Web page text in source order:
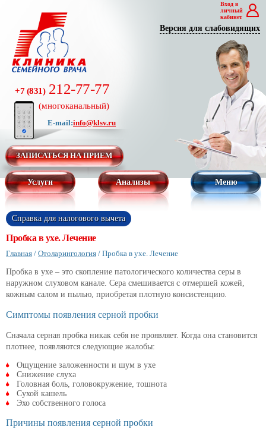
ЗАПИСАТЬСЯ НА ПРИЕМ
E-mail:info@klsv.ru
+7 (831)212-77-77
(многоканальный)
Версия для слабовидящих
Вход в
личный
кабинет
Услуги Анализы Меню
Справка для налогового вычета
Пробка в ухе. Лечение
Главная / Отоларингология / Пробка в ухе. Лечение
Пробка в ухе – это скопление патологического количества серы в
наружном слуховом канале. Сера смешивается с отмершей кожей,
кожным салом и пылью, приобретая плотную консистенцию.
Симптомы появления серной пробки
Сначала серная пробка никак себя не проявляет. Когда она становится
плотнее, появляются следующие жалобы:
Ощущение заложенности и шум в ухе
Снижение слуха
Головная боль, головокружение, тошнота
Сухой кашель
Эхо собственного голоса
Причины появления серной пробки